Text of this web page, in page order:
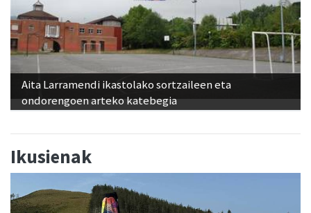
Aita Larramendi ikastolako sortzaileen eta
ondorengoen arteko katebegia
Ikusienak